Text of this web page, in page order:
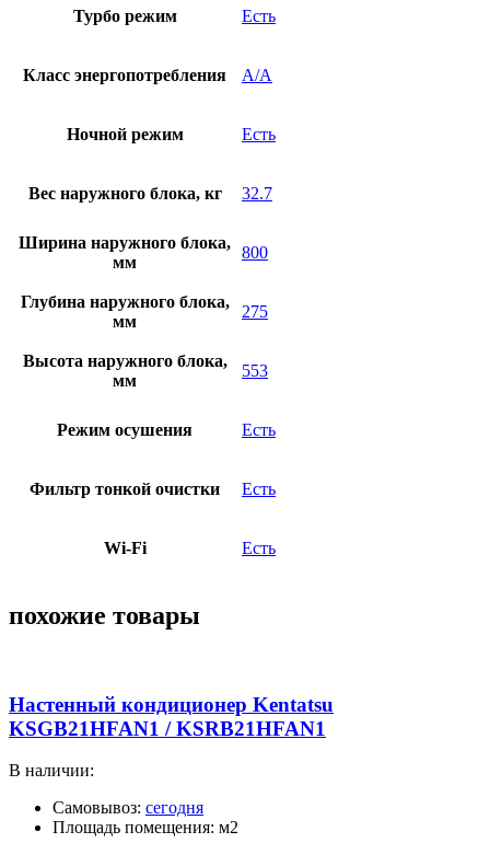
Турбо режим Есть
Класс энергопотребления A/A
Ночной режим Есть
Вес наружного блока, кг 32.7
Ширина наружного блока,
мм
800
Глубина наружного блока,
мм
275
Высота наружного блока,
мм
553
Режим осушения Есть
Фильтр тонкой очистки Есть
Wi-Fi Есть
похожие товары
Настенный кондиционер Kentatsu
KSGB21HFAN1 / KSRB21HFAN1
В наличии:
Самовывоз: сегодня
Площадь помещения: м2